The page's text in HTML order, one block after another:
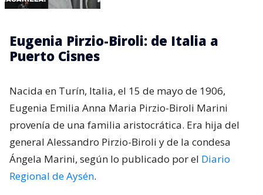
Eugenia Pirzio-Biroli: de Italia a
Puerto Cisnes
Nacida en Turín, Italia, el 15 de mayo de 1906,
Eugenia Emilia Anna Maria Pirzio-Biroli Marini
provenía de una familia aristocrática. Era hija del
general Alessandro Pirzio-Biroli y de la condesa
Ángela Marini, según lo publicado por el Diario
Regional de Aysén.